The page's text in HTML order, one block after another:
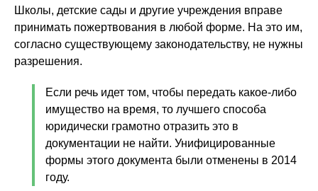
Школы, детские сады и другие учреждения вправе
принимать пожертвования в любой форме. На это им,
согласно существующему законодательству, не нужны
разрешения.
Если речь идет том, чтобы передать какое-либо
имущество на время, то лучшего способа
юридически грамотно отразить это в
документации не найти. Унифицированные
формы этого документа были отменены в 2014
году.